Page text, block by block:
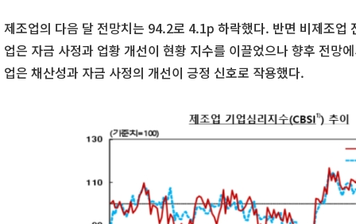
제조업의 다음 달 전망치는 94.2로 4.1p 하락했다. 반면 비제조
업은 자금 사정과 업황 개선이 현황 지수를 이끌었으나 향후 전망
업은 채산성과 자금 사정의 개선이 긍정 신호로 작용했다.